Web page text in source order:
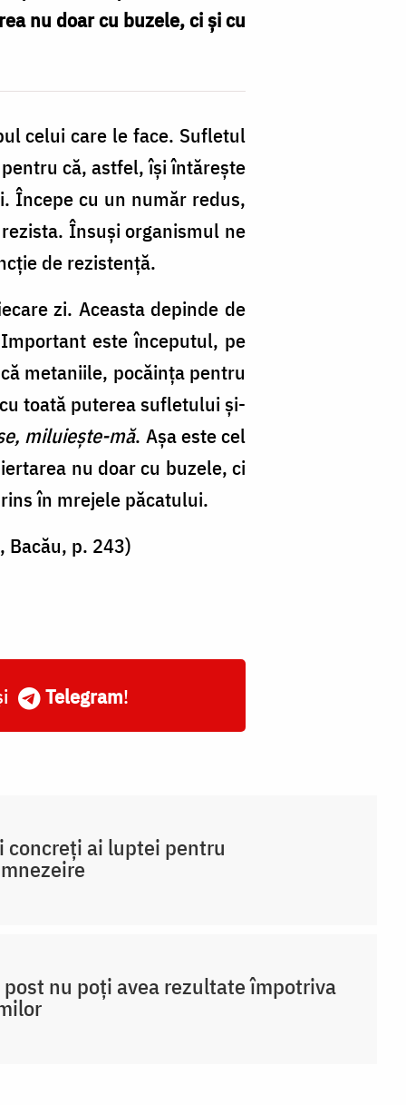
nu doar cu buzele, ci și cu
celui care le face. Sufletul
că, astfel, îşi întăreşte
Începe cu un număr redus,
Însuşi organismul ne
de rezistenţă.
zi. Aceasta depinde de
este începutul, pe
metaniile, pocăinţa pentru
toată puterea sufletului şi-
miluieşte-mă. Aşa este cel
nu doar cu buzele, ci
în mrejele păcatului.
Bacău, p. 243)
Telegram!
concreți ai luptei pentru
post nu poți avea rezultate împotriva